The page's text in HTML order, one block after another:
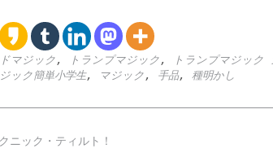
マジック , トランプマジック , トランプマジック
ック簡単小学生, マジック , 手品, 種明かし
ニック・ティルト！